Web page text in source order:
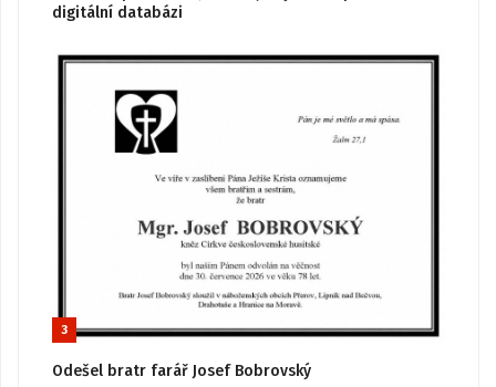
digitální databázi
3
Odešel bratr farář Josef Bobrovský